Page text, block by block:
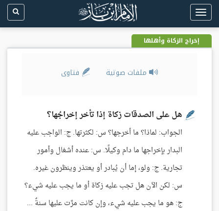
Toggle
navigation
إخراج الزكاة وأهلها
ملفات صوتية فتاوى
هل على الصدقات زكاة إذا تأخر إخراجُها؟
الجواب: لماذا؟ ما أخرجها؟ س: لكثرتها. ج: الواجب عليه
البدار بإخراجها ما دام وكيلًا. س: عنده أشغال وأمور
تجارية. ج: ولو، إما أن يُبادر أو يعتذر وينظرون غيره.
س: لكن الآن هل تجب عليه زكاة أو ما يجب عليه شيء؟
ج: هو ما يجب عليه شيء، وإن كانت مرَّت عليها سنةٌ ...